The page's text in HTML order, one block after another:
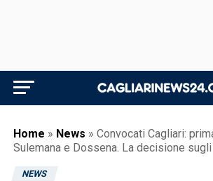
Home » News » Convocati Cagliari:
Sulemana e Dossena. La decisione
NEWS